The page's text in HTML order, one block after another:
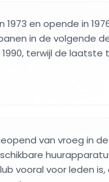
en opende in
in de volgende
terwijl de laatste
van vroeg in
vooral voor leden is,